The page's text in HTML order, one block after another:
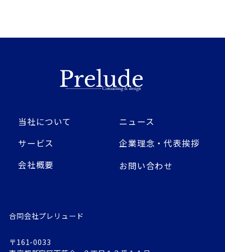
当社について
ニュース
サービス
企業理念・代表挨拶
会社概要
お問い合わせ
合同会社プレリュード
〒161-0033